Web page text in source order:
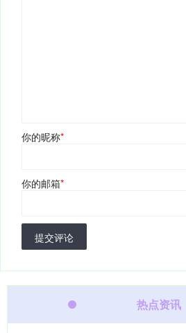
你的昵称*
你的邮箱*
提交评论
热点资讯